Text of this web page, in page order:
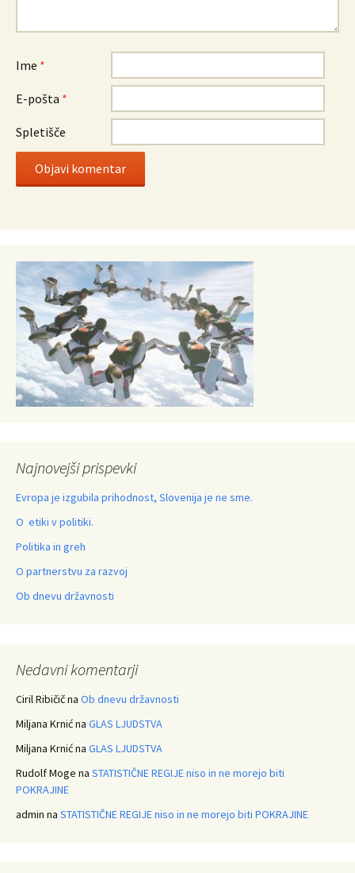
Ime *
E-pošta *
Spletišče
Najnovejši prispevki
Evropa je izgubila prihodnost, Slovenija je ne sme.
O etiki v politiki.
Politika in greh
O partnerstvu za razvoj
Ob dnevu državnosti
Nedavni komentarji
Ciril Ribičična Ob dnevu državnosti
Miljana Krnićna GLAS LJUDSTVA
Miljana Krnićna GLAS LJUDSTVA
Rudolf Moge na STATISTIČNE REGIJE niso in ne morejo biti
POKRAJINE
admin na STATISTIČNE REGIJE niso in ne morejo biti POKRAJINE